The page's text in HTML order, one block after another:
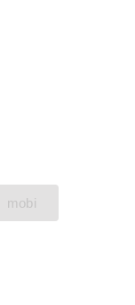
mobi